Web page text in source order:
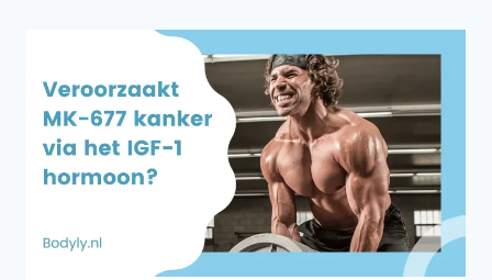
VERBETERT
IBUTAMOREN
SLAAP?